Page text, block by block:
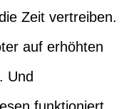
Zeit vertreiben.
auf erhöhten
Und